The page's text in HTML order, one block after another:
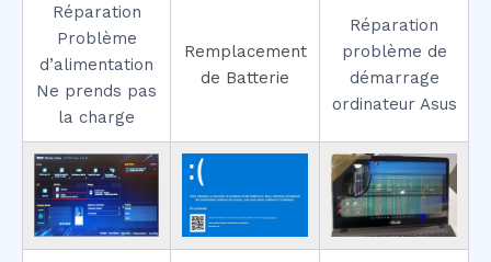
Réparation
Problème
d’alimentation
Ne prends pas
la charge
Remplacement
de Batterie
Réparation
problème de
démarrage
ordinateur Asus